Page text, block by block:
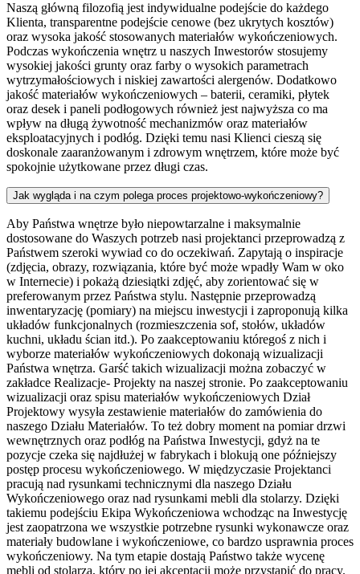
Naszą główną filozofią jest indywidualne podejście do każdego
Klienta, transparentne podejście cenowe (bez ukrytych kosztów)
oraz wysoka jakość stosowanych materiałów wykończeniowych.
Podczas wykończenia wnętrz u naszych Inwestorów stosujemy
wysokiej jakości grunty oraz farby o wysokich parametrach
wytrzymałościowych i niskiej zawartości alergenów. Dodatkowo
jakość materiałów wykończeniowych – baterii, ceramiki, płytek
oraz desek i paneli podłogowych również jest najwyższa co ma
wpływ na długą żywotność mechanizmów oraz materiałów
eksploatacyjnych i podłóg. Dzięki temu nasi Klienci cieszą się
doskonale zaaranżowanym i zdrowym wnętrzem, które może być
spokojnie użytkowane przez długi czas.
Jak wygląda i na czym polega proces projektowo-wykończeniowy?
Aby Państwa wnętrze było niepowtarzalne i maksymalnie
dostosowane do Waszych potrzeb nasi projektanci przeprowadzą z
Państwem szeroki wywiad co do oczekiwań. Zapytają o inspiracje
(zdjęcia, obrazy, rozwiązania, które być może wpadły Wam w oko
w Internecie) i pokażą dziesiątki zdjęć, aby zorientować się w
preferowanym przez Państwa stylu. Następnie przeprowadzą
inwentaryzację (pomiary) na miejscu inwestycji i zaproponują kilka
układów funkcjonalnych (rozmieszczenia sof, stołów, układów
kuchni, układu ścian itd.). Po zaakceptowaniu któregoś z nich i
wyborze materiałów wykończeniowych dokonają wizualizacji
Państwa wnętrza. Garść takich wizualizacji można zobaczyć w
zakładce Realizacje- Projekty na naszej stronie. Po zaakceptowaniu
wizualizacji oraz spisu materiałów wykończeniowych Dział
Projektowy wysyła zestawienie materiałów do zamówienia do
naszego Działu Materiałów. To też dobry moment na pomiar drzwi
wewnętrznych oraz podłóg na Państwa Inwestycji, gdyż na te
pozycje czeka się najdłużej w fabrykach i blokują one późniejszy
postęp procesu wykończeniowego. W międzyczasie Projektanci
pracują nad rysunkami technicznymi dla naszego Działu
Wykończeniowego oraz nad rysunkami mebli dla stolarzy. Dzięki
takiemu podejściu Ekipa Wykończeniowa wchodząc na Inwestycję
jest zaopatrzona we wszystkie potrzebne rysunki wykonawcze oraz
materiały budowlane i wykończeniowe, co bardzo usprawnia proces
wykończeniowy. Na tym etapie dostają Państwo także wycenę
mebli od stolarza, który po jej akceptacji może przystąpić do pracy.